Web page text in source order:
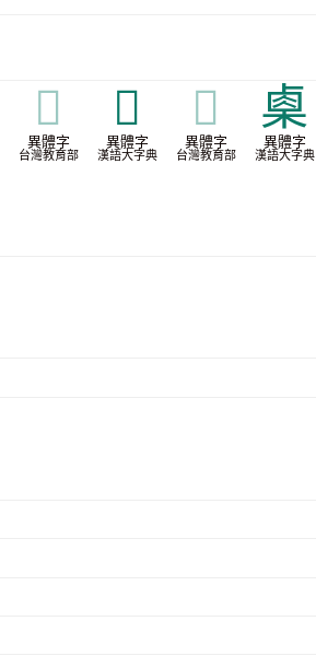
𣡷
異體字
台灣教育部
𣡼
異體字
漢語大字典
𣡼
異體字
台灣教育部
㮚
異體字
漢語大字典